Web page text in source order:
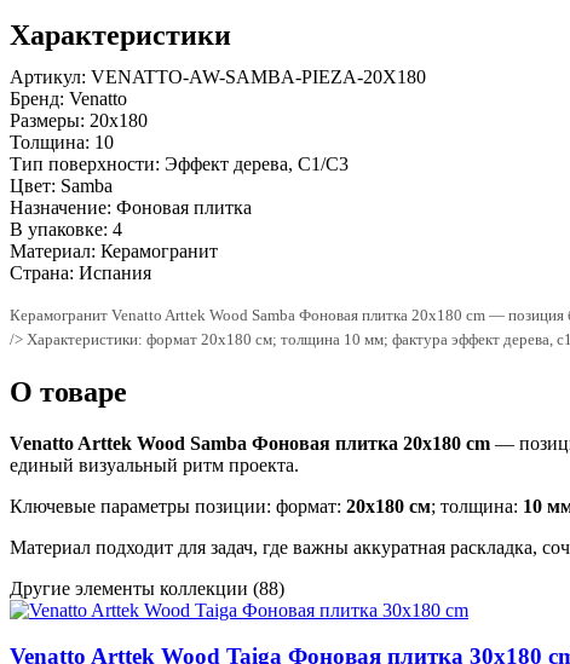
Характеристики
Артикул: VENATTO-AW-SAMBA-PIEZA-20X180
Бренд: Venatto
Размеры: 20x180
Толщина: 10
Тип поверхности: Эффект дерева, C1/C3
Цвет: Samba
Назначение: Фоновая плитка
В упаковке: 4
Материал: Керамогранит
Страна: Испания
Керамогранит Venatto Arttek Wood Samba Фоновая плитка 20x180 cm —
/> Характеристики: формат 20x180 см; толщина 10 мм; фактура эффект дерева,
О товаре
Venatto Arttek Wood Samba Фоновая плитка 20x180 cm —
единый визуальный ритм проекта.
Ключевые параметры позиции: формат: 20x180 см; толщина: 10
Материал подходит для задач, где важны аккуратная раскладка,
Другие элементы коллекции (88)
Venatto Arttek Wood Taiga Фоновая плитка 30x180